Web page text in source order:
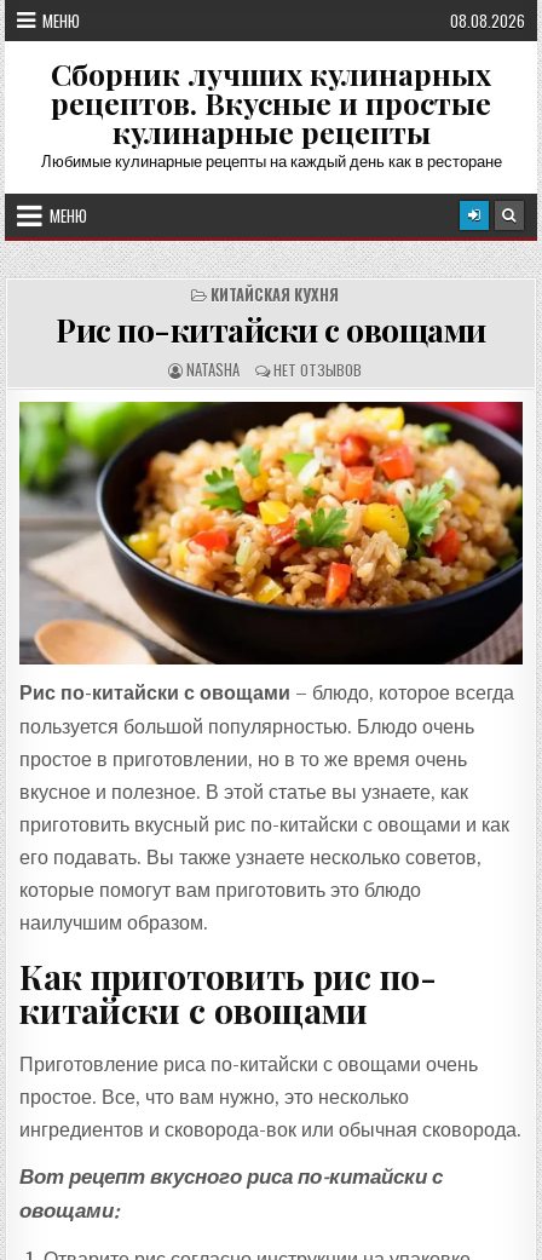
Перейти
к
содержимому
МЕНЮ 08.08.2026
Сборник лучших кулинарных
рецептов. Вкусные и простые
кулинарные рецепты
Любимые кулинарные рецепты на каждый день как в ресторане
МЕНЮ
КИТАЙСКАЯ КУХНЯ
Рис по-китайски с овощами
А
В
Т
О
Р
Е
Ц
Е
П
Т
А
:
NATASHA О
Т
З
В
Ы
:
НЕТ ОТЗЫВОВ
Рис по-китайски с овощами – блюдо, которое всегда
пользуется большой популярностью. Блюдо очень
простое в приготовлении, но в то же время очень
вкусное и полезное. В этой статье вы узнаете, как
приготовить вкусный рис по-китайски с овощами и как
его подавать. Вы также узнаете несколько советов,
которые помогут вам приготовить это блюдо
наилучшим образом.
Как приготовить рис по-
китайски с овощами
Приготовление риса по-китайски с овощами очень
простое. Все, что вам нужно, это несколько
ингредиентов и сковорода-вок или обычная сковорода.
Вот рецепт вкусного риса по-китайски с
овощами: